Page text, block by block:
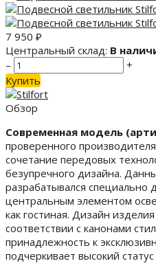
7 950 ₽
Центральный склад: В
–
+
Купить
Обзор
Современная модель
проверенного
сочетание передовых
безупречного дизайна.
разрабатывался специально
центральным элементом
как гостиная. Дизайн
соответствии с канонами
принадлежность к
подчеркивает высокий